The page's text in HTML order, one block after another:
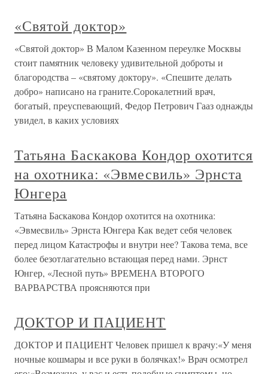
«Святой доктор»
«Святой доктор» В Малом Казенном переулке Москвы
стоит памятник человеку удивительной доброты и
благородства – «святому доктору». «Спешите делать
добро» написано на граните.Сорокалетний врач,
богатый, преуспевающий, Федор Петрович Гааз однажды
увидел, в каких условиях
Татьяна Баскакова Кондор охотится
на охотника: «Эвмесвиль» Эрнста
Юнгера
Татьяна Баскакова Кондор охотится на охотника:
«Эвмесвиль» Эрнста Юнгера Как ведет себя человек
перед лицом Катастрофы и внутри нее? Такова тема, все
более безотлагательно встающая перед нами. Эрнст
Юнгер, «Лесной путь» ВРЕМЕНА ВТОРОГО
ВАРВАРСТВА проясняются при
ДОКТОР И ПАЦИЕНТ
ДОКТОР И ПАЦИЕНТ Человек пришел к врачу:«У меня
ночные кошмары и все руки в болячках!» Врач осмотрел